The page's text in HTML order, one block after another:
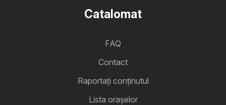
Catalomat
FAQ
Contact
Raportați conținutul
Lista oraşelor